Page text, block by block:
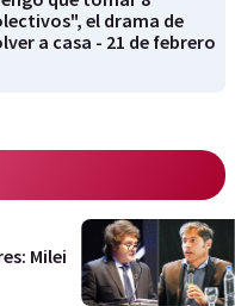
el drama de
a casa - 21 de febrero
Milei